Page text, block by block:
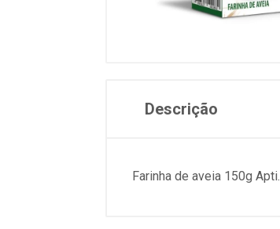
Descrição
Farinha de aveia 150g Apti.